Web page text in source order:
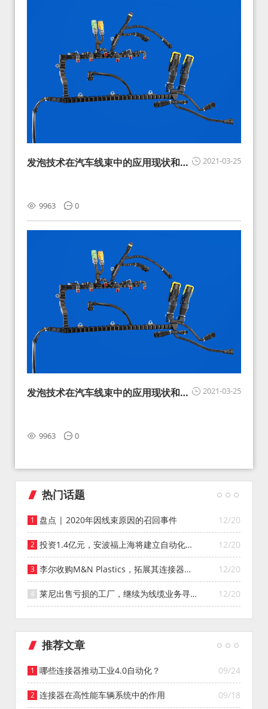
2021-03-25
发泡技术在汽车线束中的应用现状和展
9963 0
2021-03-25
发泡技术在汽车线束中的应用现状和展
9963 0
热门话题
12/20
盘点 | 2020年因线束原因的召回事件
12/20
投资1.4亿元，安波福上海将建立自动化智
能仓库
12/20
李尔收购M&N Plastics，拓展其连接器系
统业务
12/20
莱尼出售亏损的工厂，继续为线缆业务寻找
投资者
推荐文章
09/24
哪些连接器推动工业4.0自动化？
09/18
连接器在高性能车辆系统中的作用